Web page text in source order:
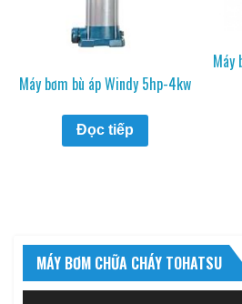
Máy bơm bù áp Windy 5hp-4kw
Đọc tiếp
Máy
MÁY BƠM CHỮA CHÁY TOHATSU